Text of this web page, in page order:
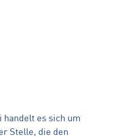
handelt es sich um
Stelle, die den